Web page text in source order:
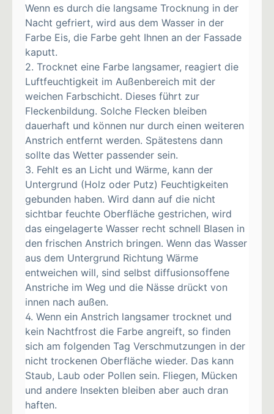
Wenn es durch die langsame Trocknung in der
Nacht gefriert, wird aus dem Wasser in der
Farbe Eis, die Farbe geht Ihnen an der Fassade
kaputt.
2. Trocknet eine Farbe langsamer, reagiert die
Luftfeuchtigkeit im Außenbereich mit der
weichen Farbschicht. Dieses führt zur
Fleckenbildung. Solche Flecken bleiben
dauerhaft und können nur durch einen weiteren
Anstrich entfernt werden. Spätestens dann
sollte das Wetter passender sein.
3. Fehlt es an Licht und Wärme, kann der
Untergrund (Holz oder Putz) Feuchtigkeiten
gebunden haben. Wird dann auf die nicht
sichtbar feuchte Oberfläche gestrichen, wird
das eingelagerte Wasser recht schnell Blasen in
den frischen Anstrich bringen. Wenn das Wasser
aus dem Untergrund Richtung Wärme
entweichen will, sind selbst diffusionsoffene
Anstriche im Weg und die Nässe drückt von
innen nach außen.
4. Wenn ein Anstrich langsamer trocknet und
kein Nachtfrost die Farbe angreift, so finden
sich am folgenden Tag Verschmutzungen in der
nicht trockenen Oberfläche wieder. Das kann
Staub, Laub oder Pollen sein. Fliegen, Mücken
und andere Insekten bleiben aber auch dran
haften.